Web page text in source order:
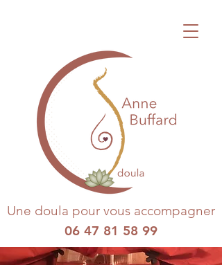
Une doula pour vous accompagner
06 47 81 58 99